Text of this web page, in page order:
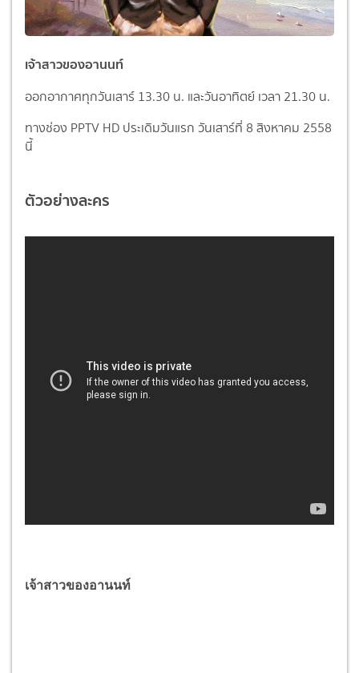
เจ้าสาวของอานนท์
ออกอากาศทุกวันเสาร์ 13.30 น. และวันอาทิตย์ เวลา 21.30 น.
ทางช่อง PPTV HD ประเดิมวันแรก วันเสาร์ที่ 8 สิงหาคม 2558
นี้
ตัวอย่างละคร
เจ้าสาวของอานนท์